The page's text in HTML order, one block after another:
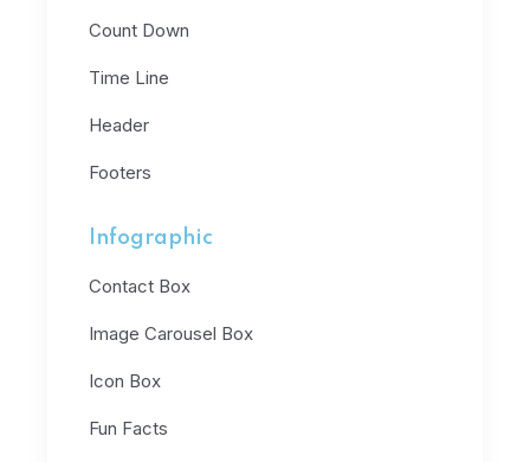
Count Down
Time Line
Header
Footers
Infographic
Contact Box
Image Carousel Box
Icon Box
Fun Facts